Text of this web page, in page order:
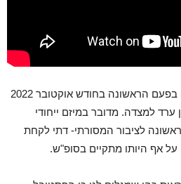
פסטיבל תשרי עתיד להתקיים בפעם הראשונה בחודש אוקטובר 2022
למצדה. מדובר במיזם ייחודי
לציבור המסורתי- דתי לקחת
אף היותו מתקיים בסופ"ש.